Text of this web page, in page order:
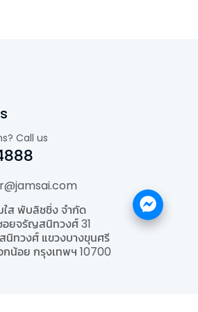
Call us
ใส พับลิชชิ่ง จำกัด
ยจรัญสนิทวงศ์ 31
ทวงศ์ แขวงบางขุนศรี
กน้อย กรุงเทพฯ 10700